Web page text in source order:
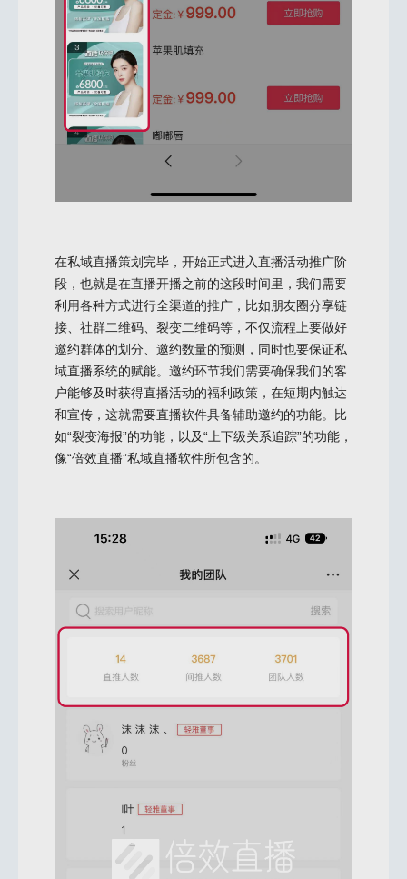
在私域直播策划完毕，开始正式进入直播活动推广阶
段，也就是在直播开播之前的这段时间里，我们需要
利用各种方式进行全渠道的推广，比如朋友圈分享链
接、社群二维码、裂变二维码等，不仅流程上要做好
邀约群体的划分、邀约数量的预测，同时也要保证私
域直播系统的赋能。邀约环节我们需要确保我们的客
户能够及时获得直播活动的福利政策，在短期内触达
和宣传，这就需要直播软件具备辅助邀约的功能。比
如“裂变海报”的功能，以及“上下级关系追踪”的功能，
像“倍效直播”私域直播软件所包含的。